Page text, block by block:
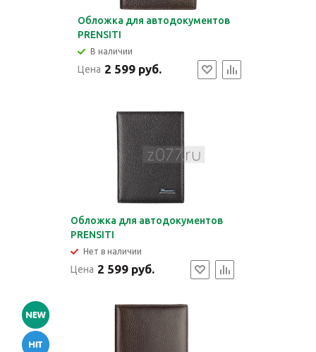
Обложка для автодокументов
PRENSITI
В наличии
Цена 2 599 руб.
Обложка для автодокументов
PRENSITI
Нет в наличии
Цена 2 599 руб.